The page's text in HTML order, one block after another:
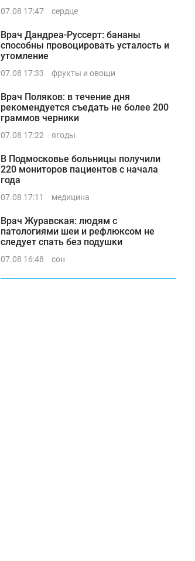
07.08 17:47 сердце
Врач Дандреа-Руссерт: бананы
способны провоцировать усталость и
утомление
07.08 17:33 фрукты и овощи
Врач Поляков: в течение дня
рекомендуется съедать не более 200
граммов черники
07.08 17:22 ягоды
В Подмосковье больницы получили
220 мониторов пациентов с начала
года
07.08 17:11 медицина
Врач Журавская: людям с
патологиями шеи и рефлюксом не
следует спать без подушки
07.08 16:48 сон